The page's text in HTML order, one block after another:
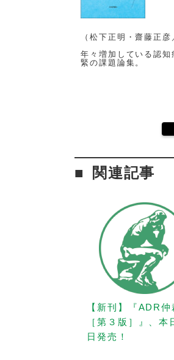
（松下正明・齋藤正彦
年々増加している認
緊の課題論集。
関連記事
【新刊】『ADR仲
［第３版］』、本
日発売！